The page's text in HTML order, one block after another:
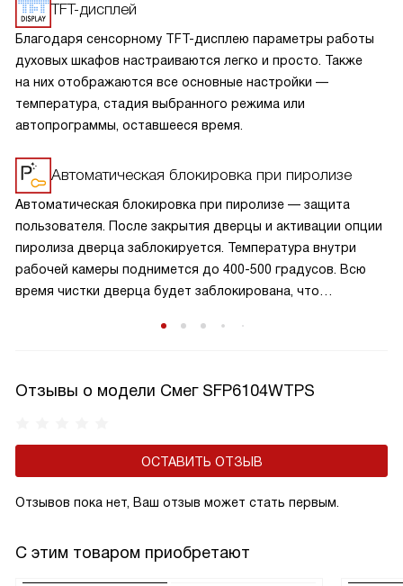
TFT-дисплей
Благодаря сенсорному TFT-дисплею параметры работы
духовых шкафов настраиваются легко и просто. Также
на них отображаются все основные настройки —
температура, стадия выбранного режима или
автопрограммы, оставшееся время.
Автоматическая блокировка при пиролизе
Автоматическая блокировка при пиролизе — защита
пользователя. После закрытия дверцы и активации опции
пиролиза дверца заблокируется. Температура внутри
рабочей камеры поднимется до 400-500 градусов. Всю
время чистки дверца будет заблокирована, что
Отзывы о модели Смег SFP6104WTPS
ОСТАВИТЬ ОТЗЫВ
Отзывов пока нет, Ваш отзыв может стать первым.
С этим товаром приобретают